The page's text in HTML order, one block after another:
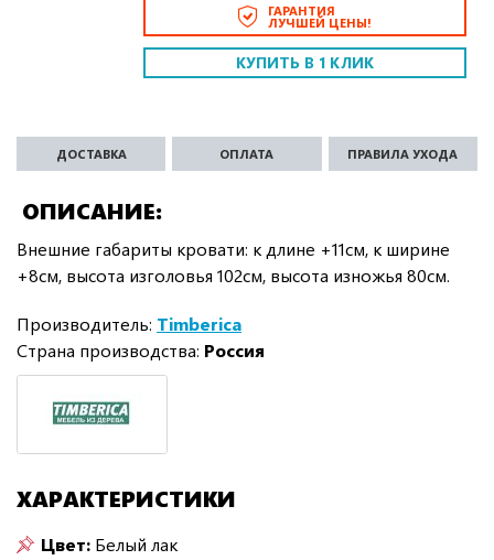
ГАРАНТИЯ
ЛУЧШЕЙ ЦЕНЫ!
КУПИТЬ В 1 КЛИК
ОПИСАНИЕ
ДОСТАВКА ОПЛАТА ПРАВИЛА УХОДА
Внешние габариты кровати: к длине +11см, к ширине
+8см, высота изголовья 102см, высота изножья 80см.
Производитель: Timberica
Страна производства: Россия
ХАРАКТЕРИСТИКИ
Цвет: Белый лак